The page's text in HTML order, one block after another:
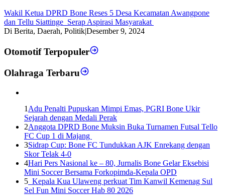
Wakil Ketua DPRD Bone Reses 5 Desa Kecamatan Awangpone
dan Tellu Siattinge Serap Aspirasi Masyarakat
Di Berita, Daerah, Politik|Desember 9, 2024
Otomotif Terpopuler
Olahraga Terbaru
1 Adu Penalti Pupuskan Mimpi Emas, PGRI Bone Ukir
Sejarah dengan Medali Perak
2Anggota DPRD Bone Muksin Buka Turnamen Futsal Tello
FC Cup 1 di Majang
3Sidrap Cup: Bone FC Tundukkan AJK Enrekang dengan
Skor Telak 4-0
4Hari Pers Nasional ke – 80, Jurnalis Bone Gelar Eksebisi
Mini Soccer Bersama Forkopimda-Kepala OPD
5 Kepala Kua Ulaweng perkuat Tim Kanwil Kemenag Sul
Sel Fun Mini Soccer Hab 80 2026